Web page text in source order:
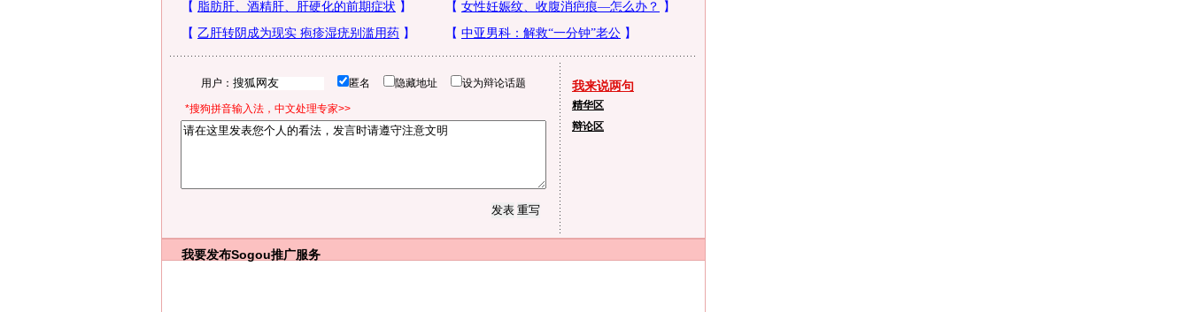
用户： 匿名 隐藏地址 设为辩论话题
*搜狗拼音输入法，中文处理专家>>
我来说两句
精华区
辩论区
我要发布Sogou推广服务